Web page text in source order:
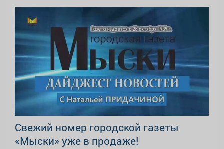
Свежий номер городской газеты
«Мыски» уже в продаже!